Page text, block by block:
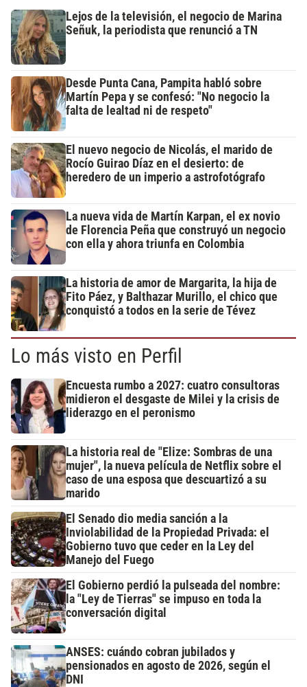
Lejos de la televisión, el negocio de Marina
Señuk, la periodista que renunció a TN
Desde Punta Cana, Pampita habló sobre
Martín Pepa y se confesó: "No negocio la
falta de lealtad ni de respeto"
El nuevo negocio de Nicolás, el marido de
Rocío Guirao Díaz en el desierto: de
heredero de un imperio a astrofotógrafo
La nueva vida de Martín Karpan, el ex novio
de Florencia Peña que construyó un negocio
con ella y ahora triunfa en Colombia
La historia de amor de Margarita, la hija de
Fito Páez, y Balthazar Murillo, el chico que
conquistó a todos en la serie de Tévez
Lo más visto en Perfil
Encuesta rumbo a 2027: cuatro consultoras
midieron el desgaste de Milei y la crisis de
liderazgo en el peronismo
La historia real de "Elize: Sombras de una
mujer", la nueva película de Netflix sobre el
caso de una esposa que descuartizó a su
marido
El Senado dio media sanción a la
Inviolabilidad de la Propiedad Privada: el
Gobierno tuvo que ceder en la Ley del
Manejo del Fuego
El Gobierno perdió la pulseada del nombre:
la "Ley de Tierras" se impuso en toda la
conversación digital
ANSES: cuándo cobran jubilados y
pensionados en agosto de 2026, según el
DNI